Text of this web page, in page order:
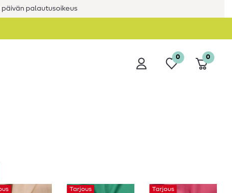
päivän palautusoikeus
0 0
Tarjous Tarjous